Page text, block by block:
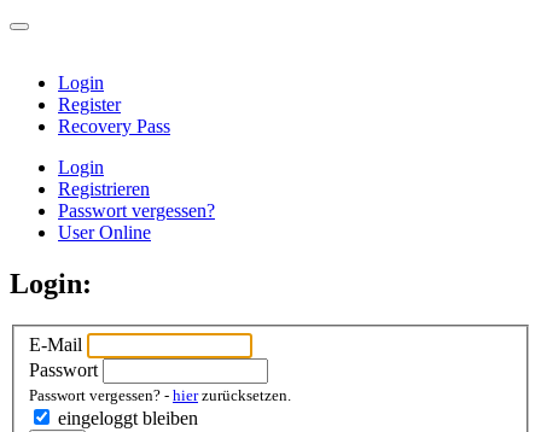
Login
Register
Recovery Pass
Login
Registrieren
Passwort vergessen?
User Online
Login:
E-Mail
Passwort
Passwort vergessen? - hierzurücksetzen.
eingeloggt bleiben